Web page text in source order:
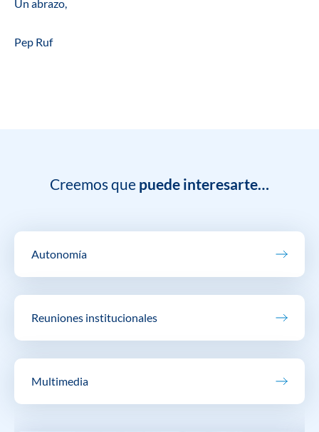
Un abrazo,
Pep Ruf
Creemos que puede interesarte…
Autonomía
Reuniones institucionales
Multimedia